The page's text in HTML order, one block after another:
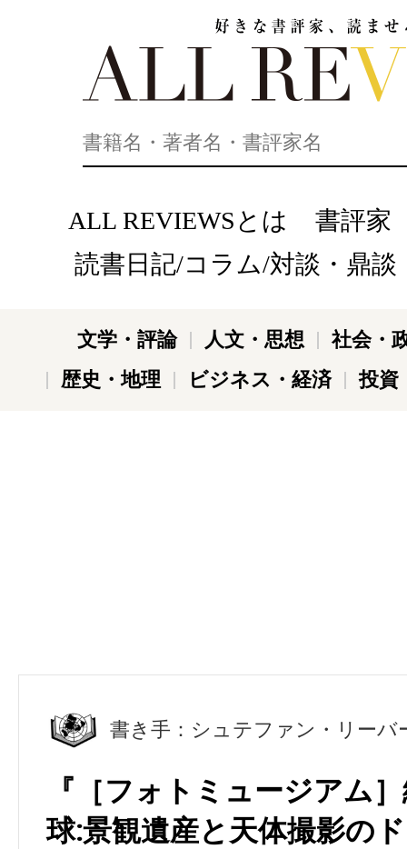
ALL REVIEWSとは
書評家
読書日記/コラム/対談・鼎談
文学・評論 人文・思想
社会・
歴史・地理
ビジネス・経済 投資
書き手：シュテファン・リーバ
『［フォトミュージアム
球:景観遺産と天体撮影の